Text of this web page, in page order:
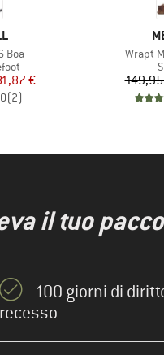
Boa
ridotto
€
(2)
Articolo
Wrapt
il tuo
100 giorni di
recesso